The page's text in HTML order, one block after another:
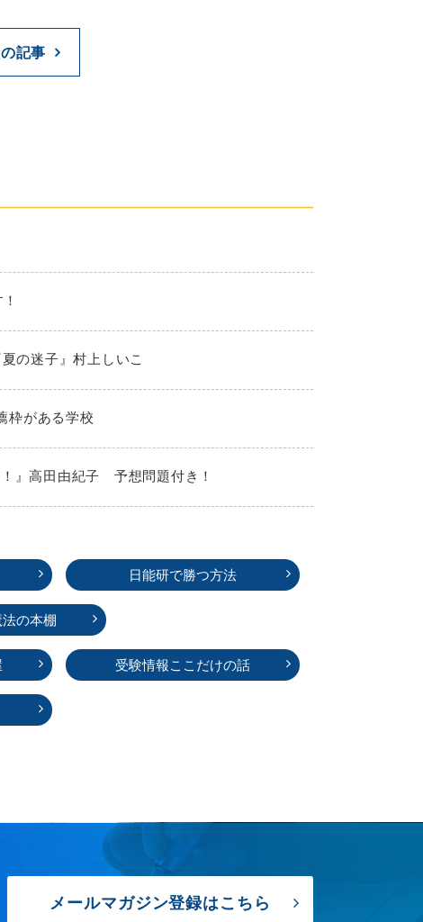
記事
の迷子』村上しいこ
枠がある学校
』高田由紀子 予想問題付き！
日能研で勝つ方法
の本棚
受験情報ここだけの話
メールマガジン登録はこちら